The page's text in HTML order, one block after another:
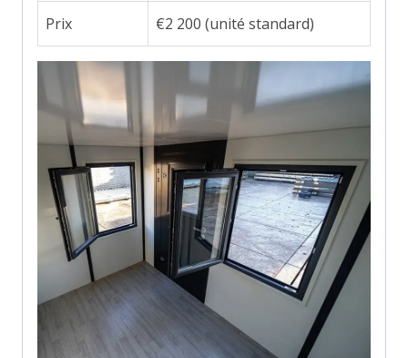
Prix €2 200 (unité standard)